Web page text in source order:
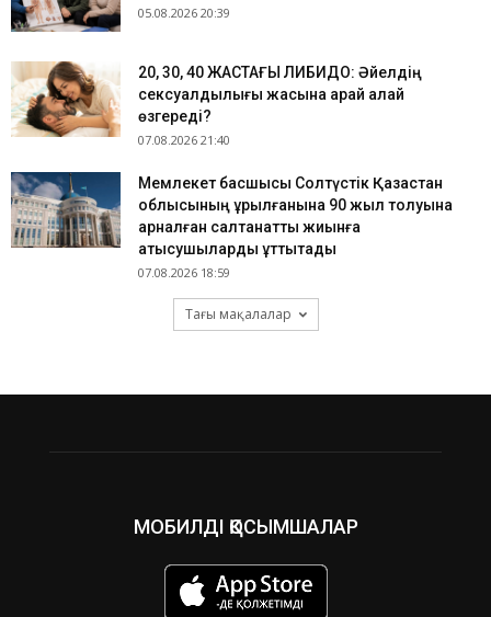
05.08.2026 20:39
​20, 30, 40 ЖАСТАҒЫ ЛИБИДО: Әйелдің
сексуалдылығы жасына қарай қалай
өзгереді?
07.08.2026 21:40
Мемлекет басшысы Солтүстік Қазақстан
облысының құрылғанына 90 жыл толуына
арналған салтанатты жиынға
қатысушыларды құттықтады
07.08.2026 18:59
Тағы мақалалар
МОБИЛДІ ҚОСЫМШАЛАР